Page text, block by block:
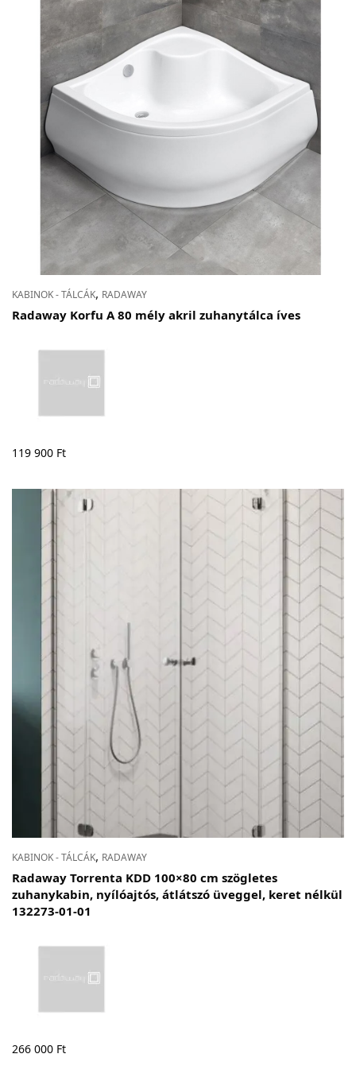
KABINOK - TÁLCÁK, RADAWAY
Radaway Korfu A 80 mély akril zuhanytálca íves
119 900 Ft
KABINOK - TÁLCÁK, RADAWAY
Radaway Torrenta KDD 100×80 cm szögletes
zuhanykabin, nyílóajtós, átlátszó üveggel, keret nélkül
132273-01-01
266 000 Ft